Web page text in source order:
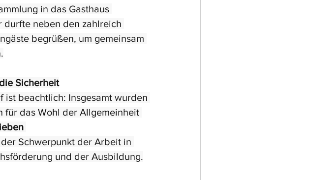
in das Gasthaus
durfte neben den zahlreich
begrüßen, um gemeinsam
Sicherheit
ist beachtlich: Insgesamt wurden
für das Wohl der Allgemeinheit
Schwerpunkt der Arbeit in
und der Ausbildung.